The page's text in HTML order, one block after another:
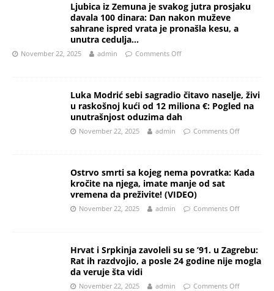
Ljubica iz Zemuna je svakog jutra prosjaku
davala 100 dinara: Dan nakon muževe
sahrane ispred vrata je pronašla kesu, a
unutra cedulja…
November 22, 2025 admin Comments Off
Luka Modrić sebi sagradio čitavo naselje, živi
u raskošnoj kući od 12 miliona €: Pogled na
unutrašnjost oduzima dah
November 22, 2025 admin Comments Off
Ostrvo smrti sa kojeg nema povratka: Kada
kročite na njega, imate manje od sat
vremena da preživite! (VIDEO)
November 22, 2025 admin Comments Off
Hrvat i Srpkinja zavoleli su se ’91. u Zagrebu:
Rat ih razdvojio, a posle 24 godine nije mogla
da veruje šta vidi
November 22, 2025 admin Comments Off